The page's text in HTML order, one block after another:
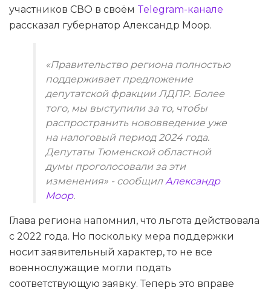
участников СВО в своём Telegram-канале
рассказал губернатор Александр Моор.
«Правительство региона полностью
поддерживает предложение
депутатской фракции ЛДПР. Более
того, мы выступили за то, чтобы
распространить нововведение уже
на налоговый период 2024 года.
Депутаты Тюменской областной
думы проголосовали за эти
изменения» - сообщил Александр
Моор.
Глава региона напомнил, что льгота действовала
с 2022 года. Но поскольку мера поддержки
носит заявительный характер, то не все
военнослужащие могли подать
соответствующую заявку. Теперь это вправе